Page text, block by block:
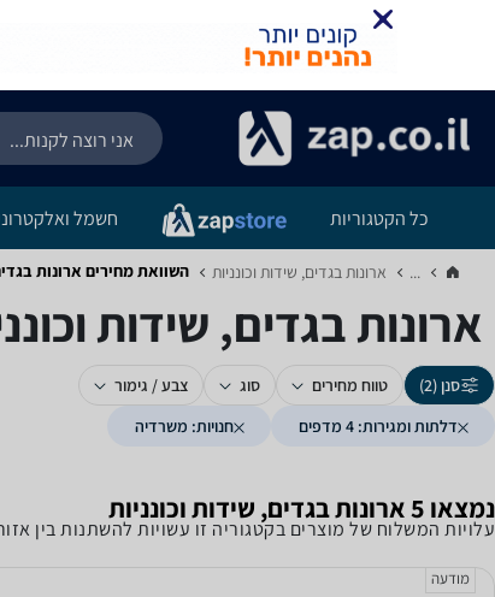
כל הקטגוריות חשמל
... ארונות בגדים, שידות וכונניות‏ השוואת מחירים ארונות בגדים, שידות
ארונות בגדים, שידות וכונניות ‏4 מדפים
סנן (2) טווח מחירים סוג
צבע / גימור
דלתות ומגירות: 4 מדפים
חנויות: משרדיה
נמצאו 5 ארונות בגדים, שידות וכונניות
עלויות המשלוח של מוצרים בקטגוריה זו עשויות להשתנות בין
מודעה